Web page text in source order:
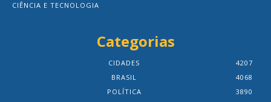
CIÊNCIA E TECNOLOGIA
Categorias
CIDADES
4207
BRASIL
4068
POLÍTICA
3890